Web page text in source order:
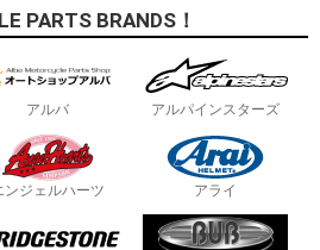
PARTS BRANDS！
アルバ アルパインスターズ
ンジェルハーツ アライ